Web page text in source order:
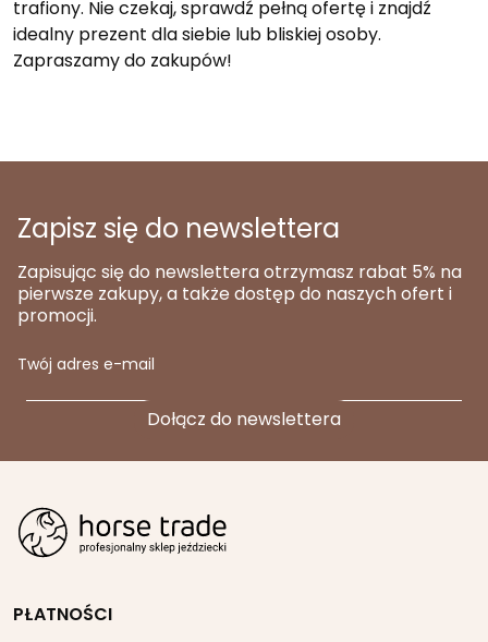
trafiony. Nie czekaj, sprawdź pełną ofertę i znajdź
idealny prezent dla siebie lub bliskiej osoby.
Zapraszamy do zakupów!
Zapisz się do newslettera
Zapisując się do newslettera otrzymasz rabat 5% na
pierwsze zakupy, a także dostęp do naszych ofert i
promocji.
Twój adres e-mail
PŁATNOŚCI